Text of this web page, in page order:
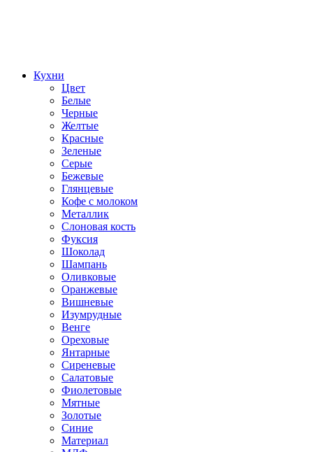
Кухни
Цвет
Белые
Черные
Желтые
Красные
Зеленые
Серые
Бежевые
Глянцевые
Кофе с молоком
Металлик
Слоновая кость
Фуксия
Шоколад
Шампань
Оливковые
Оранжевые
Вишневые
Изумрудные
Венге
Ореховые
Янтарные
Сиреневые
Салатовые
Фиолетовые
Мятные
Золотые
Синие
Материал